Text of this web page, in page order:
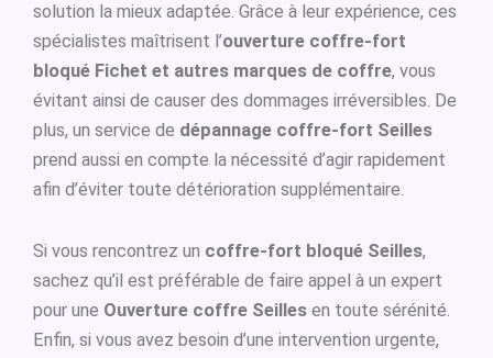
solution la mieux adaptée. Grâce à leur expérience, ces
spécialistes maîtrisent l’ouverture coffre-fort
bloqué Fichet et autres marques de coffre, vous
évitant ainsi de causer des dommages irréversibles. De
plus, un service de dépannage coffre-fort Seilles
prend aussi en compte la nécessité d’agir rapidement
afin d’éviter toute détérioration supplémentaire.
Si vous rencontrez un coffre-fort bloqué Seilles,
sachez qu’il est préférable de faire appel à un expert
pour une Ouverture coffre Seilles en toute sérénité.
Enfin, si vous avez besoin d’une intervention urgente,